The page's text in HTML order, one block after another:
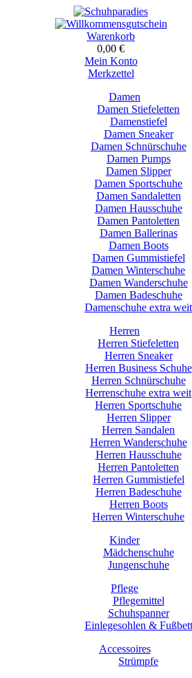
Warenkorb
0,00 €
Mein Konto
Merkzettel
Damen
Damen Stiefeletten
Damenstiefel
Damen Sneaker
Damen Schnürschuhe
Damen Pumps
Damen Slipper
Damen Sportschuhe
Damen Sandaletten
Damen Hausschuhe
Damen Pantoletten
Damen Ballerinas
Damen Boots
Damen Gummistiefel
Damen Winterschuhe
Damen Wanderschuhe
Damen Badeschuhe
Damenschuhe extra weit
Herren
Herren Stiefeletten
Herren Sneaker
Herren Business Schuhe
Herren Schnürschuhe
Herrenschuhe extra weit
Herren Sportschuhe
Herren Slipper
Herren Sandalen
Herren Wanderschuhe
Herren Hausschuhe
Herren Pantoletten
Herren Gummistiefel
Herren Badeschuhe
Herren Boots
Herren Winterschuhe
Kinder
Mädchenschuhe
Jungenschuhe
Pflege
Pflegemittel
Schuhspanner
Einlegesohlen & Fußbett
Accessoires
Strümpfe